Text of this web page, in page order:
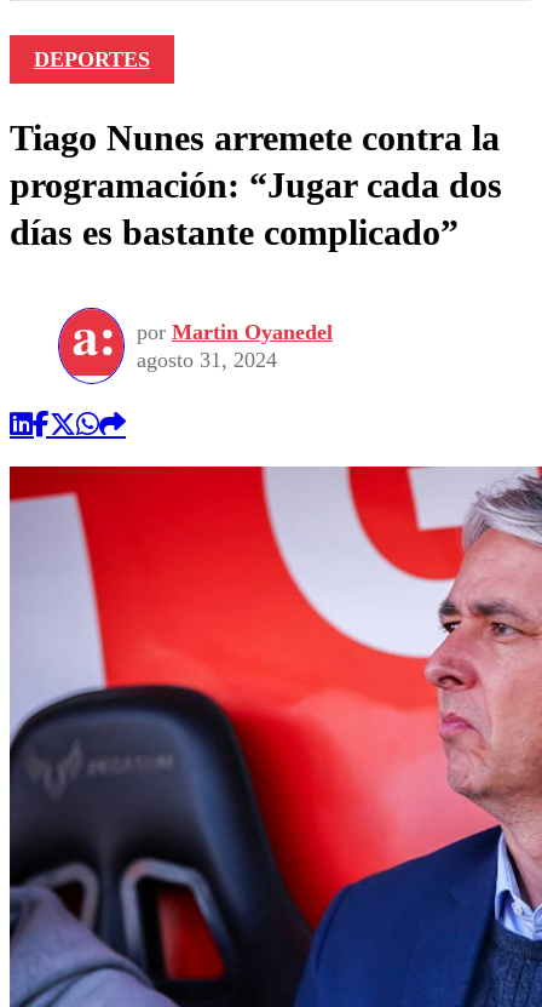
DEPORTES
Tiago Nunes arremete contra la
programación: “Jugar cada dos
días es bastante complicado”
por Martin Oyanedel
agosto 31, 2024